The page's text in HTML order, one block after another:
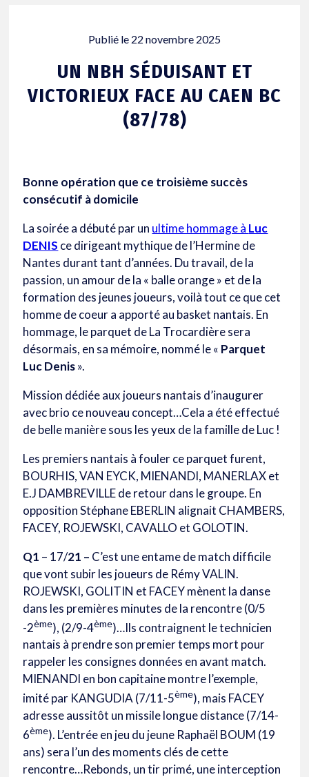
Publié le 22 novembre 2025
UN NBH SÉDUISANT ET
VICTORIEUX FACE AU CAEN BC
(87/78)
Bonne opération que ce troisième succès
consécutif à domicile
La soirée a débuté par un ultime hommage à Luc
DENIS ce dirigeant mythique de l’Hermine de
Nantes durant tant d’années. Du travail, de la
passion, un amour de la « balle orange » et de la
formation des jeunes joueurs, voilà tout ce que cet
homme de coeur a apporté au basket nantais. En
hommage, le parquet de La Trocardière sera
désormais, en sa mémoire, nommé le « Parquet
Luc Denis».
Mission dédiée aux joueurs nantais d’inaugurer
avec brio ce nouveau concept…Cela a été effectué
de belle manière sous les yeux de la famille de Luc !
Les premiers nantais à fouler ce parquet furent,
BOURHIS, VAN EYCK, MIENANDI, MANERLAX et
E.J DAMBREVILLE de retour dans le groupe. En
opposition Stéphane EBERLIN alignait CHAMBERS,
FACEY, ROJEWSKI, CAVALLO et GOLOTIN.
Q1 – 17/21 – C’est une entame de match difficile
que vont subir les joueurs de Rémy VALIN.
ROJEWSKI, GOLITIN et FACEY mènent la danse
dans les premières minutes de la rencontre (0/5
-2ème), (2/9-4ème)…Ils contraignent le technicien
nantais à prendre son premier temps mort pour
rappeler les consignes données en avant match.
MIENANDI en bon capitaine montre l’exemple,
imité par KANGUDIA (7/11-5ème), mais FACEY
adresse aussitôt un missile longue distance (7/14-
6ème). L’entrée en jeu du jeune Raphaël BOUM (19
ans) sera l’un des moments clés de cette
rencontre…Rebonds, un tir primé, une interception